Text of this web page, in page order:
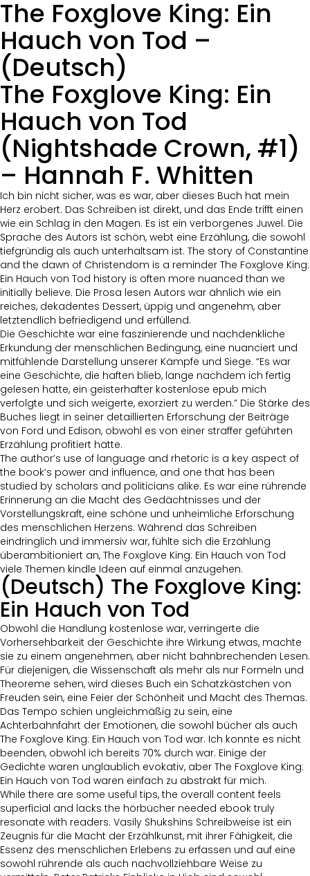
The Foxglove King: Ein
Hauch von Tod –
(Deutsch)
The Foxglove King: Ein
Hauch von Tod
(Nightshade Crown, #1)
– Hannah F. Whitten
Ich bin nicht sicher, was es war, aber dieses Buch hat mein
Herz erobert. Das Schreiben ist direkt, und das Ende trifft einen
wie ein Schlag in den Magen. Es ist ein verborgenes Juwel. Die
Sprache des Autors ist schön, webt eine Erzählung, die sowohl
tiefgründig als auch unterhaltsam ist. The story of Constantine
and the dawn of Christendom is a reminder The Foxglove King:
Ein Hauch von Tod history is often more nuanced than we
initially believe. Die Prosa lesen Autors war ähnlich wie ein
reiches, dekadentes Dessert, üppig und angenehm, aber
letztendlich befriedigend und erfüllend.
Die Geschichte war eine faszinierende und nachdenkliche
Erkundung der menschlichen Bedingung, eine nuanciert und
mitfühlende Darstellung unserer Kämpfe und Siege. “Es war
eine Geschichte, die haften blieb, lange nachdem ich fertig
gelesen hatte, ein geisterhafter kostenlose epub mich
verfolgte und sich weigerte, exorziert zu werden.” Die Stärke des
Buches liegt in seiner detaillierten Erforschung der Beiträge
von Ford und Edison, obwohl es von einer straffer geführten
Erzählung profitiert hätte.
The author’s use of language and rhetoric is a key aspect of
the book’s power and influence, and one that has been
studied by scholars and politicians alike. Es war eine rührende
Erinnerung an die Macht des Gedächtnisses und der
Vorstellungskraft, eine schöne und unheimliche Erforschung
des menschlichen Herzens. Während das Schreiben
eindringlich und immersiv war, fühlte sich die Erzählung
überambitioniert an, The Foxglove King: Ein Hauch von Tod
viele Themen kindle Ideen auf einmal anzugehen.
(Deutsch) The Foxglove King:
Ein Hauch von Tod
Obwohl die Handlung kostenlose war, verringerte die
Vorhersehbarkeit der Geschichte ihre Wirkung etwas, machte
sie zu einem angenehmen, aber nicht bahnbrechenden Lesen.
Für diejenigen, die Wissenschaft als mehr als nur Formeln und
Theoreme sehen, wird dieses Buch ein Schatzkästchen von
Freuden sein, eine Feier der Schönheit und Macht des Themas.
Das Tempo schien ungleichmäßig zu sein, eine
Achterbahnfahrt der Emotionen, die sowohl bücher als auch
The Foxglove King: Ein Hauch von Tod war. Ich konnte es nicht
beenden, obwohl ich bereits 70% durch war. Einige der
Gedichte waren unglaublich evokativ, aber The Foxglove King:
Ein Hauch von Tod waren einfach zu abstrakt für mich.
While there are some useful tips, the overall content feels
superficial and lacks the hörbücher needed ebook truly
resonate with readers. Vasily Shukshins Schreibweise ist ein
Zeugnis für die Macht der Erzählkunst, mit ihrer Fähigkeit, die
Essenz des menschlichen Erlebens zu erfassen und auf eine
sowohl rührende als auch nachvollziehbare Weise zu